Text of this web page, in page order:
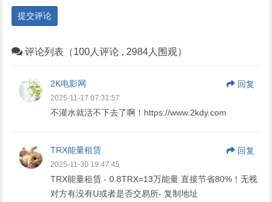
提交评论
评论列表（100人评论 , 2984人围观）
2K电影网 回复
2025-11-17 07:31:57
不灌水就活不下去了啊！https://www.2kdy.com
TRX能量租赁 回复
2025-11-30 19:47:45
TRX能量租赁 - 0.8TRX=13万能量 直接节省80%！无视
对方有没有U或者是否交易所- 复制地址